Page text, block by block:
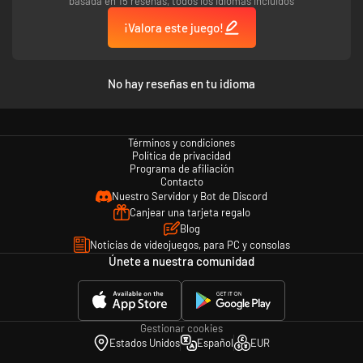
Gestiona relaciones diplomáticas: El Proyecto Fénix no es la única
organización que pretende recuperar la Tierra. El grupo militar de
en combate con un sistema de apuntado libre y único. Apunta a los
puntos débiles de los enemigos, a sus armas, a sus objetos valiosos,
o a su centro de masas.
¡Valora este juego!
No hay reseñas en tu idioma
Términos y condiciones
Política de privacidad
Programa de afiliación
Contacto
Nuestro Servidor y Bot de Discord
Canjear una tarjeta regalo
Blog
Noticias de videojuegos, para PC y consolas
Únete a nuestra comunidad
Gestionar cookies
Estados Unidos
Español EUR